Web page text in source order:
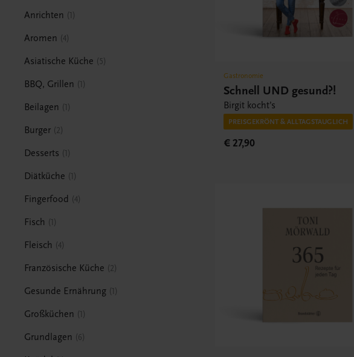
Anrichten 1
Aromen 4
Asiatische Küche 5
BBQ, Grillen 1
Beilagen 1
Burger 2
Desserts 1
Diätküche 1
Fingerfood 4
Fisch 1
Fleisch 4
Französische Küche 2
Gesunde Ernährung 1
Großküchen 1
Grundlagen 6
Gastronomie
Schnell UND gesund?!
Birgit kocht’s
PREISGEKRÖNT & ALLTAGSTAUGLICH
€ 27,90